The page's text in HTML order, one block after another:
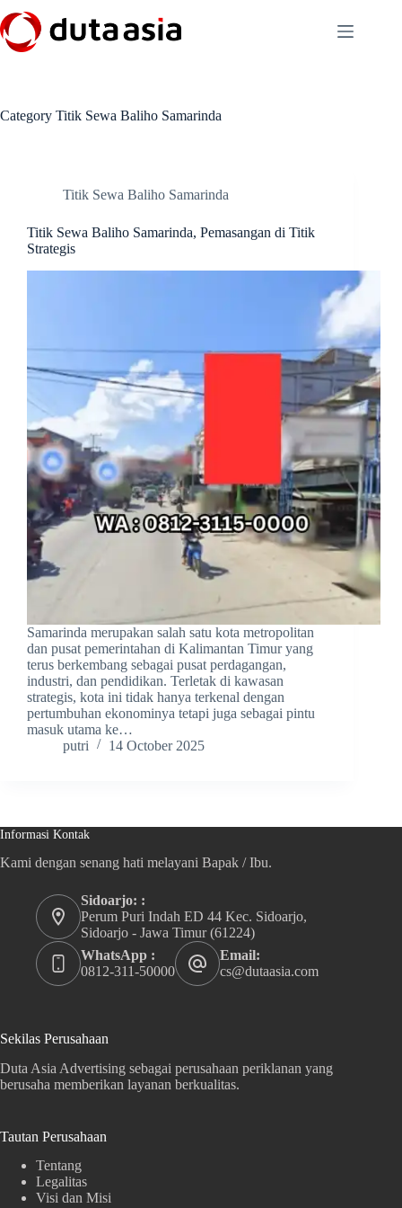
to
content
Category Titik Sewa Baliho Samarinda
Titik Sewa Baliho Samarinda
Titik Sewa Baliho Samarinda, Pemasangan di Titik
Strategis
Samarinda merupakan salah satu kota metropolitan
dan pusat pemerintahan di Kalimantan Timur yang
terus berkembang sebagai pusat perdagangan,
industri, dan pendidikan. Terletak di kawasan
strategis, kota ini tidak hanya terkenal dengan
pertumbuhan ekonominya tetapi juga sebagai pintu
masuk utama ke…
putri
14 October 2025
Informasi Kontak
Kami dengan senang hati melayani Bapak / Ibu.
Sidoarjo: :
Perum Puri Indah ED 44 Kec. Sidoarjo,
Sidoarjo - Jawa Timur (61224)
WhatsApp :
0812-311-50000
Email:
cs@dutaasia.com
Sekilas Perusahaan
Duta Asia Advertising sebagai perusahaan periklanan yang
berusaha memberikan layanan berkualitas.
Tautan Perusahaan
Tentang
Legalitas
Visi dan Misi